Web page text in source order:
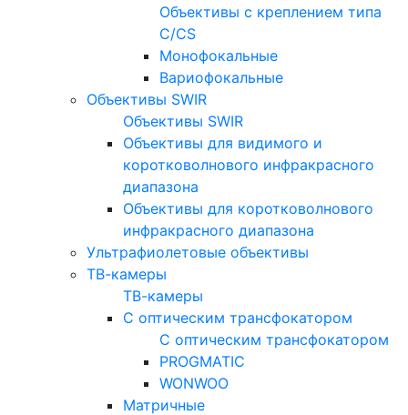
Объективы с креплением типа
C/CS
Монофокальные
Вариофокальные
Объективы SWIR
Объективы SWIR
Объективы для видимого и
коротковолнового инфракрасного
диапазона
Объективы для коротковолнового
инфракрасного диапазона
Ультрафиолетовые объективы
ТВ-камеры
ТВ-камеры
С оптическим трансфокатором
С оптическим трансфокатором
PROGMATIC
WONWOO
Матричные